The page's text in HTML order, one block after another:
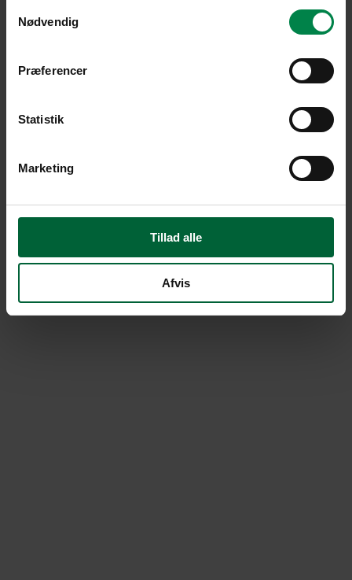
Nødvendig
Præferencer
Statistik
Marketing
Tillad alle
Afvis